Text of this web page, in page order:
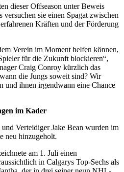
dieser Offseason unter Beweis
versuchen sie einen Spagat zwischen
Kräften und der Förderung
Verein im Moment helfen können,
für die Zukunft blockieren“,
Craig Conroy kürzlich das
die Jungs soweit sind? Wir
und ihnen irgendwann eine Chance
im Kader
Verteidiger Jake Bean wurden im
neu hinzugeholt.
am 1. Juli einen
in Calgarys Top-Sechs als